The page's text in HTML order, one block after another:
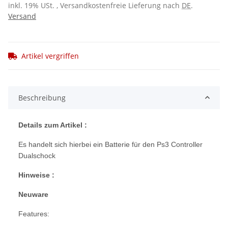
inkl. 19% USt. , Versandkostenfreie Lieferung nach DE.
Versand
Artikel vergriffen
Beschreibung
Details zum Artikel :
Es handelt sich hierbei ein Batterie für den Ps3 Controller
Dualschock
Hinweise :
Neuware
Features: